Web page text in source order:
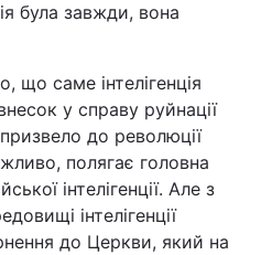
була завжди, вона
що саме інтелігенція
у справу руйнації
до революції
полягає головна
інтелігенції. Але з
інтелігенції
до Церкви, який на